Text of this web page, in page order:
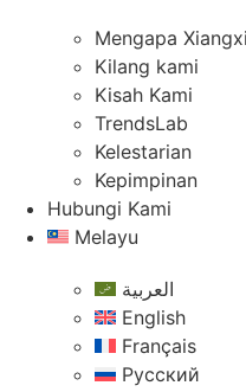
Mengapa
Kilang kami
Kisah Kami
TrendsLab
Kelestarian
Kepimpinan
Hubungi Kami
Melayu
العربية
English
Français
Русский